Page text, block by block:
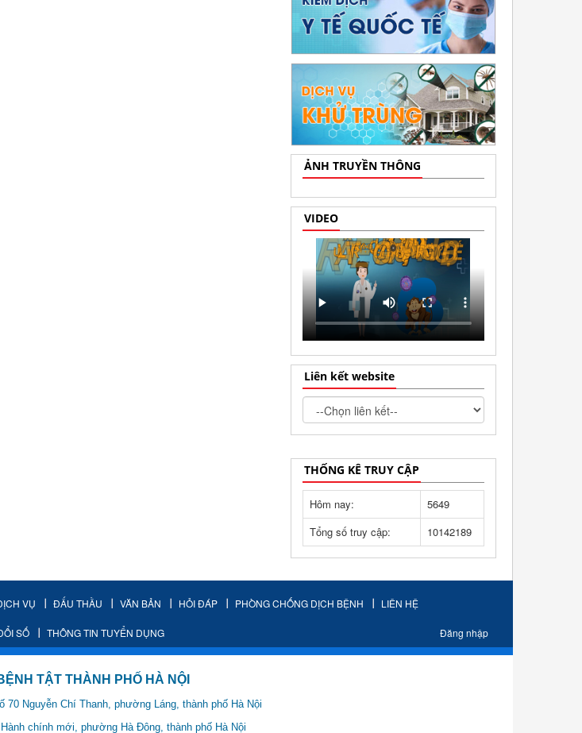
ẢNH TRUYỀN THÔNG
VIDEO
Liên kết website
THỐNG KÊ TRUY CẬP
Hôm nay:
5649
Tổng số truy cập:
10142189
VỤ ĐẤU THẦU VĂN BẢN HỎI ĐÁP PHÒNG CHỐNG DỊCH BỆNH LIÊN HỆ
SỐ THÔNG TIN TUYỂN DỤNG Đăng nhập
THÀNH PHỐ HÀ NỘI
70 Nguyễn Chí Thanh, phường Láng, thành phố Hà Nội
Hà Đông, thành phố Hà Nội